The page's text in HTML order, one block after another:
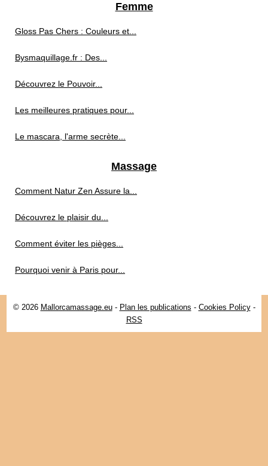
Femme
Gloss Pas Chers : Couleurs et...
Bysmaquillage.fr : Des...
Découvrez le Pouvoir...
Les meilleures pratiques pour...
Le mascara, l'arme secrète...
Massage
Comment Natur Zen Assure la...
Découvrez le plaisir du...
Comment éviter les pièges...
Pourquoi venir à Paris pour...
© 2026 Mallorcamassage.eu- Plan les publications - Cookies Policy-
RSS